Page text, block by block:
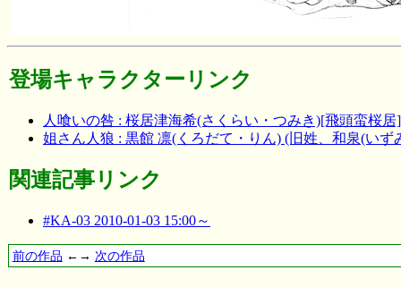
登場キャラクターリンク
人喰いの咎 : 桜居津海希(さくらい・つみき)[飛頭蛮桜
姐さん人狼 : 黒館 凛(くろだて・りん) (旧姓、和泉(いず
関連記事リンク
#KA-03 2010-01-03 15:00～
前の作品 ←→ 次の作品